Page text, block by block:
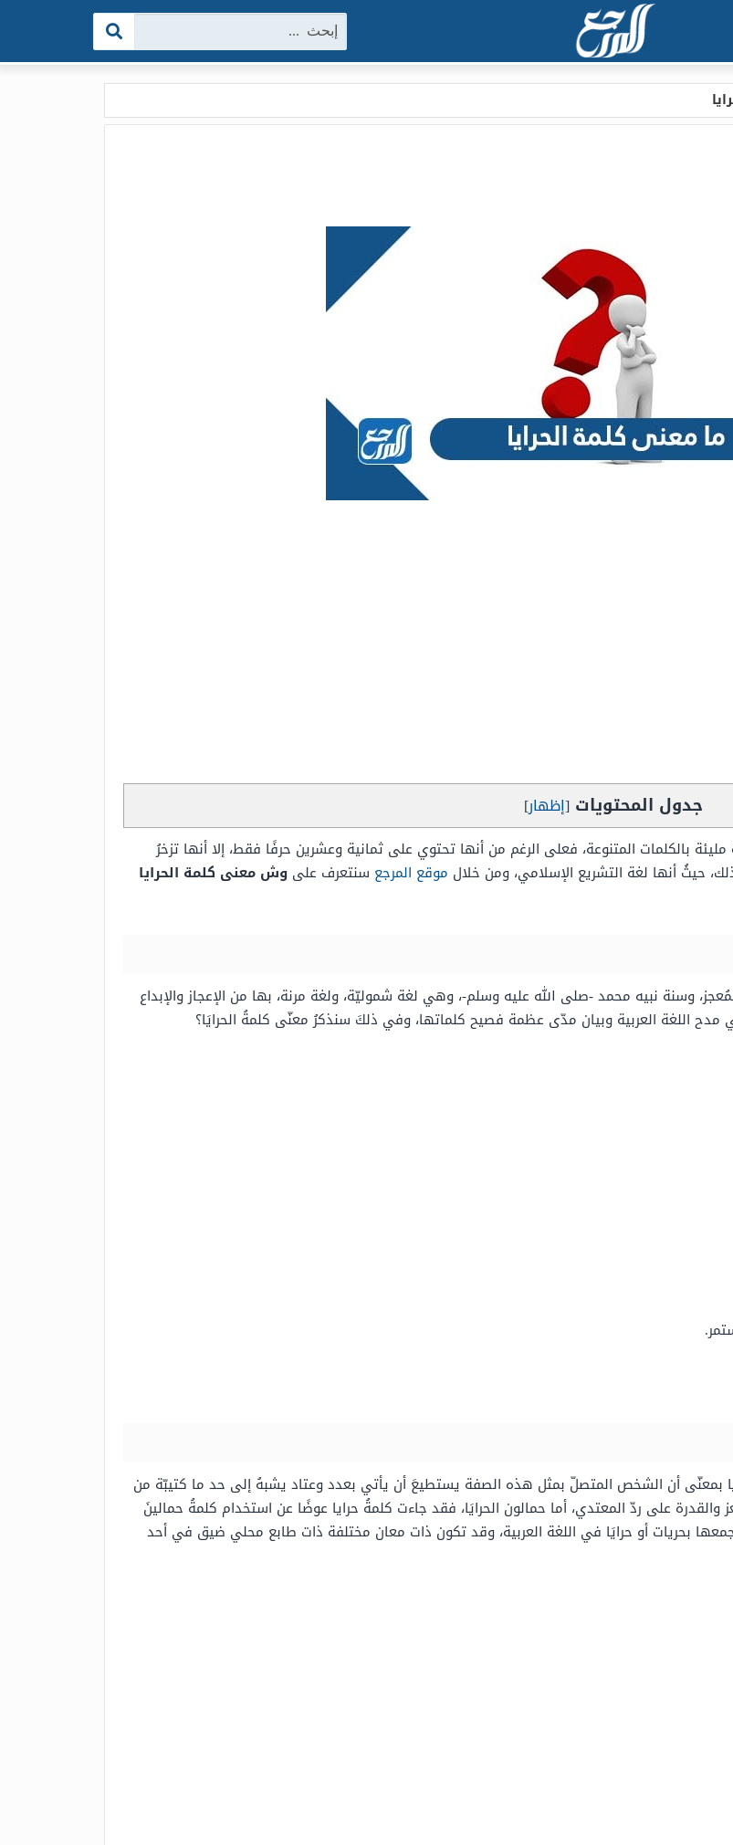
البحث:
جدول المحتويات [إظهار]
مليئة بالكلمات المتنوعة، فعلى الرغم من أنها تحتوي على ثمانية وعشرين حرفًا فقط، إلا أنها تزخرُ
حيثُ أنها لغة التشريع الإسلامي، ومن خلال موقع المرجع سنتعرف على وش معنى كلمة الحرايا
وسنة نبيه محمد -صلى الله عليه وسلم-، وهي لغة شموليّة، ولغة مرنة، بها من الإعجاز والإبداع
مدح اللغة العربية وبيان مدّى عظمة فصيح كلماتها، وفي ذلكَ سنذكرُ معنّى كلمةُ الحرايَا؟
بمعنّى أن الشخص المتصلّ بمثل هذه الصفة يستطيعَ أن يأتي بعدد وعتاد يشبهُ إلى حد ما كتيبّة من
والقدرة على ردّ المعتدي، أما حمالون الحرايَا، فقد جاءت كلمةُ حرايا عوضًا عن استخدام كلمةُ حمالينَ
بحريات أو حرايَا في اللغة العربية، وقد تكون ذات معان مختلفة ذات طابع محلي ضيق في أحد